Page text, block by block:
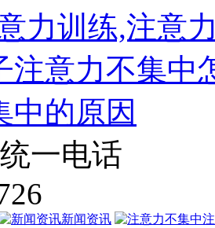
一电话
新闻资讯